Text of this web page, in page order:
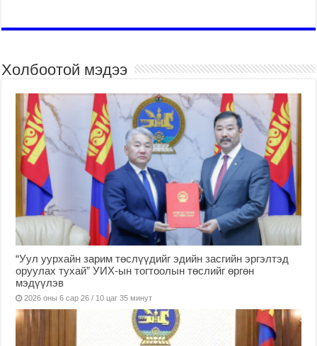
Холбоотой мэдээ
“Уул уурхайн зарим төслүүдийг эдийн засгийн эргэлтэд
оруулах тухай” УИХ-ын тогтоолын төслийг өргөн
мэдүүлэв
2026 оны 6 сар 26 / 10 цаг 35 минут